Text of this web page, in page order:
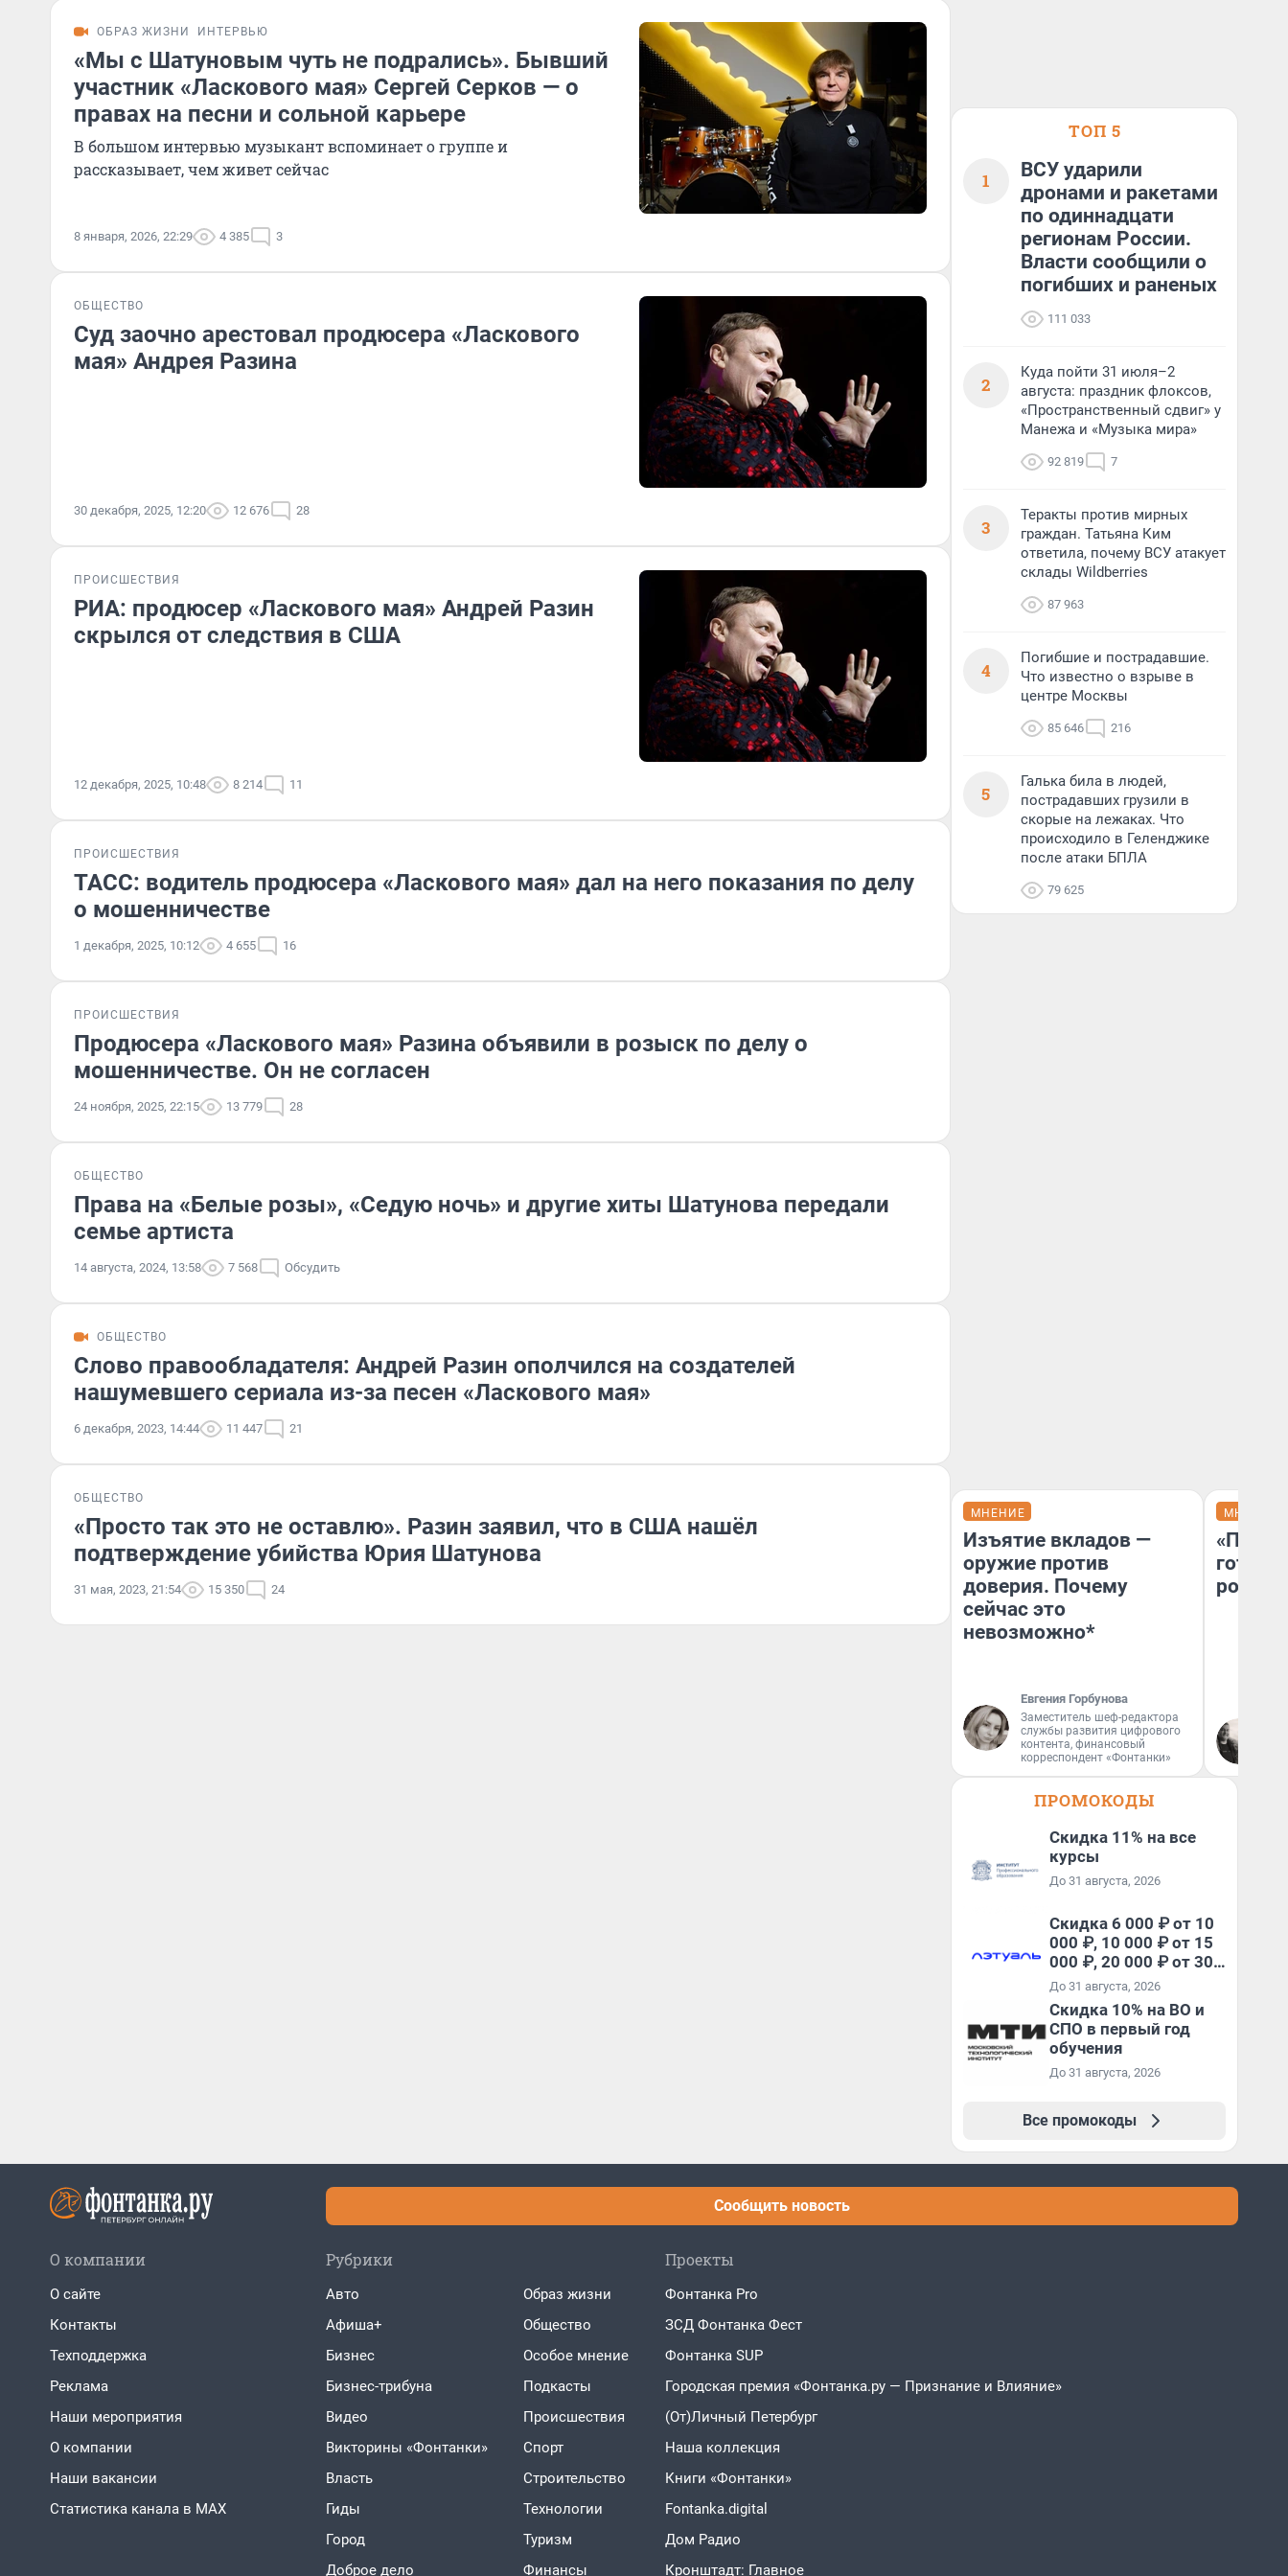
ОБРАЗ ЖИЗНИ ИНТЕРВЬЮ
«Мы с Шатуновым чуть не подрались». Бывший
участник «Ласкового мая» Сергей Серков — о
правах на песни и сольной карьере
В большом интервью музыкант вспоминает о группе и
рассказывает, чем живет сейчас
8 января, 2026, 22:29 4 385 3
ОБЩЕСТВО
Суд заочно арестовал продюсера «Ласкового
мая» Андрея Разина
30 декабря, 2025, 12:20 12 676 28
ПРОИСШЕСТВИЯ
РИА: продюсер «Ласкового мая» Андрей Разин
скрылся от следствия в США
12 декабря, 2025, 10:48 8 214 11
ПРОИСШЕСТВИЯ
ТАСС: водитель продюсера «Ласкового мая» дал на него показания по делу
о мошенничестве
1 декабря, 2025, 10:12 4 655 16
ПРОИСШЕСТВИЯ
Продюсера «Ласкового мая» Разина объявили в розыск по делу о
мошенничестве. Он не согласен
24 ноября, 2025, 22:15 13 779 28
ОБЩЕСТВО
Права на «Белые розы», «Седую ночь» и другие хиты Шатунова передали
семье артиста
14 августа, 2024, 13:58 7 568 Обсудить
ОБЩЕСТВО
Слово правообладателя: Андрей Разин ополчился на создателей
нашумевшего сериала из-за песен «Ласкового мая»
6 декабря, 2023, 14:44 11 447 21
ОБЩЕСТВО
«Просто так это не оставлю». Разин заявил, что в США нашёл
подтверждение убийства Юрия Шатунова
31 мая, 2023, 21:54 15 350 24
ТОП 5
1
ВСУ ударили
дронами и ракетами
по одиннадцати
регионам России.
Власти сообщили о
погибших и раненых
111 033
2
Куда пойти 31 июля–2
августа: праздник флоксов,
«Пространственный сдвиг» у
Манежа и «Музыка мира»
92 819 7
3
Теракты против мирных
граждан. Татьяна Ким
ответила, почему ВСУ атакует
склады Wildberries
87 963
4
Погибшие и пострадавшие.
Что известно о взрыве в
центре Москвы
85 646 216
5
Галька била в людей,
пострадавших грузили в
скорые на лежаках. Что
происходило в Геленджике
после атаки БПЛА
79 625
МНЕНИЕ
Изъятие вкладов —
оружие против
доверия. Почему
сейчас это
невозможно*
Евгения Горбунова
Заместитель шеф-редактора
службы развития цифрового
контента, финансовый
корреспондент «Фонтанки»
МНЕНИЕ
готов
ПРОМОКОДЫ
Скидка 11% на все
курсы
До 31 августа, 2026
Скидка 6 000 ₽ от 10
000 ₽, 10 000 ₽ от 15
000 ₽, 20 000 ₽ от 30
000 ₽ и 35 000 ₽ от 50
000 ₽ на первый и все
повторные заказы по
промокоду НАБЕРИ
До 31 августа, 2026
Скидка 10% на ВО и
СПО в первый год
обучения
До 31 августа, 2026
Все промокоды
Сообщить новость
О компании
О сайте
Контакты
Техподдержка
Реклама
Наши мероприятия
О компании
Наши вакансии
Статистика канала в MAX
Рубрики
Авто
Афиша+
Бизнес
Бизнес-трибуна
Видео
Викторины «Фонтанки»
Власть
Гиды
Город
Доброе дело
Образ жизни
Общество
Особое мнение
Подкасты
Проиcшествия
Спорт
Строительство
Технологии
Туризм
Финансы
Проекты
Фонтанка Pro
ЗСД Фонтанка Фест
Фонтанка SUP
Городская премия «Фонтанка.ру — Признание и Влияние»
(От)Личный Петербург
Наша коллекция
Книги «Фонтанки»
Fontanka.digital
Дом Радио
Кронштадт: Главное